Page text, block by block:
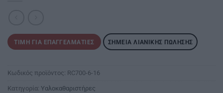
ΤΙΜΉ ΓΙΑ ΕΠΑΓΓΕΛΜΑΤΊΕΣ ΣΗΜΕΊΑ ΛΙΑΝΙΚΉΣ ΠΏΛΗΣΗΣ
Κωδικός προϊόντος: RC700-6-16
Κατηγορία: Υαλοκαθαριστήρες